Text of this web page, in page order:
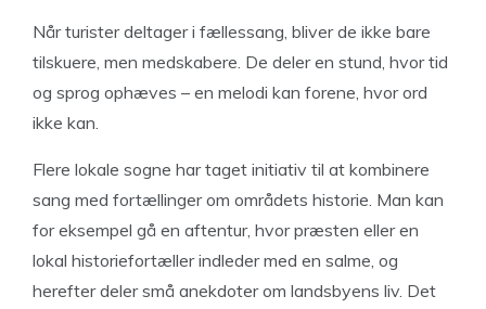
Når turister deltager i fællessang, bliver de ikke bare
tilskuere, men medskabere. De deler en stund, hvor tid
og sprog ophæves – en melodi kan forene, hvor ord
ikke kan.
Flere lokale sogne har taget initiativ til at kombinere
sang med fortællinger om områdets historie. Man kan
for eksempel gå en aftentur, hvor præsten eller en
lokal historiefortæller indleder med en salme, og
herefter deler små anekdoter om landsbyens liv. Det